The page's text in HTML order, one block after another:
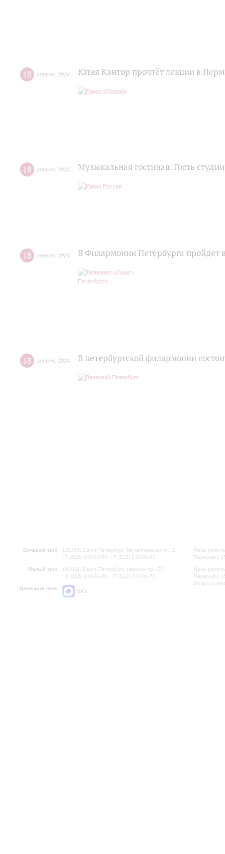
18 апреля 2024 Юлия Кантор прочтёт лекции в
18 апреля 2024 Музыкальная гостиная. Гость
18 апреля 2024 В Филармонии Петербурга пройдет
18 апреля 2024 В петербургской филармонии
Большой зал:
191186, Санкт-Петербург, Михайловская ул., 2
+7 (812) 240-01-00, +7 (812) 240-01-80
Малый зал:
191011, Санкт-Петербург, Невский пр., 30
+7 (812) 240-01-00, +7 (812) 240-01-70
Напишите нам:
MAX
Часы
Перерыв с
Часы
Перерыв с
Вопросы